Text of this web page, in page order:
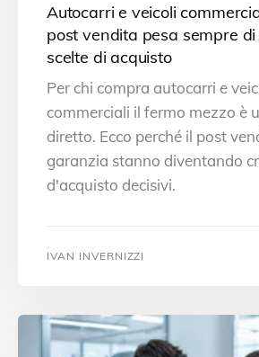
Autocarri e veicoli
post vendita pesa sempre di
scelte di acquisto
Per chi compra autocarri e
commerciali il fermo mezzo è
diretto. Ecco perché il post
garanzia stanno diventando
d'acquisto decisivi.
IVAN INVERNIZZI